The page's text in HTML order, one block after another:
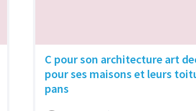
C pour son architecture art
pour ses maisons et leurs
pans